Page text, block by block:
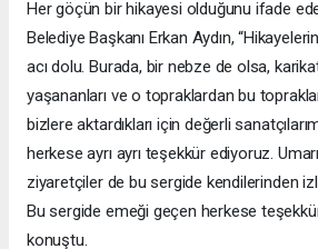
Her göçün bir hikayesi olduğunu ifade
Belediye Başkanı Erkan Aydın,
acı dolu. Burada, bir nebze de olsa,
yaşananları ve o topraklardan bu
bizlere aktardıkları için değerli
herkese ayrı ayrı teşekkür ediyoruz.
ziyaretçiler de bu sergide kendilerinden
Bu sergide emeği geçen herkese
konuştu.